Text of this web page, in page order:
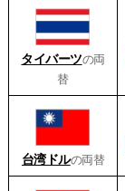
タイバーツの両
替
台湾ドルの両替